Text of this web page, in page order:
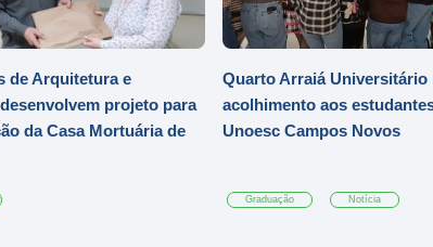
de Arquitetura e
projeto para
da Casa Mortuária de
Quarto Arraiá Universitário
acolhimento aos
Unoesc Campos Novos
Graduação Notícia